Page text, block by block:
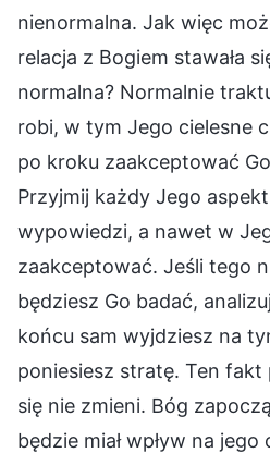
nienormalna. Jak więc
relacja z Bogiem stawała
normalna? Normalnie
robi, w tym Jego cielesne
po kroku zaakceptować
Przyjmij każdy Jego
wypowiedzi, a nawet w
zaakceptować. Jeśli tego
będziesz Go badać,
końcu sam wyjdziesz na
poniesiesz stratę. Ten
się nie zmieni. Bóg
będzie miał wpływ na jego